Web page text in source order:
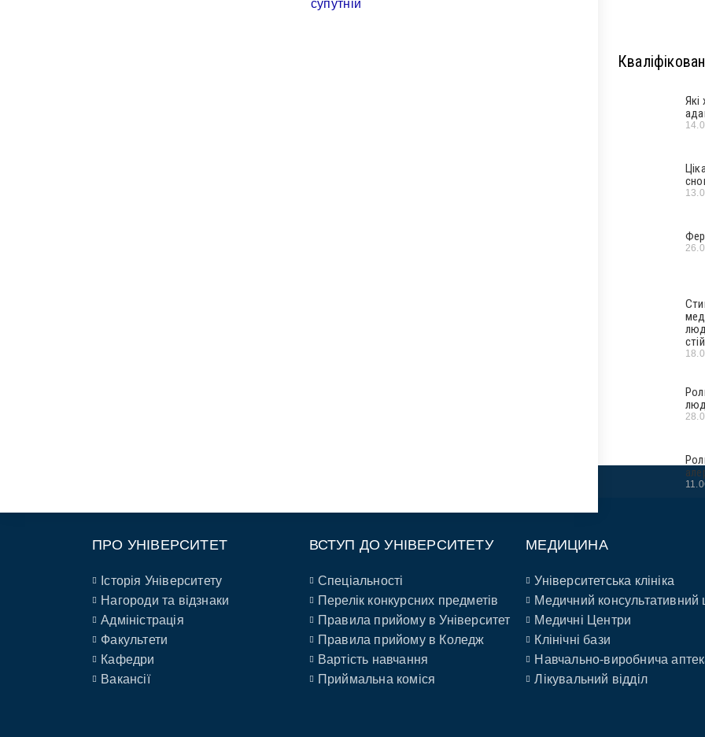
Які
ПРО УНІВЕРСИТЕТ
Історія Університету
Нагороди та відзнаки
Адміністрація
Факультети
Кафедри
Вакансії
ВСТУП ДО УНІВЕРСИТЕТУ
Спеціальності
Перелік конкурсних предметів
Правила прийому в Університет
Правила прийому в Коледж
Вартість навчання
Приймальна коміся
МЕДИЦИНА
Університетська клініка
Медичний консультативний
Медичні Центри
Клінічні бази
Навчально-виробнича
Лікувальний відділ